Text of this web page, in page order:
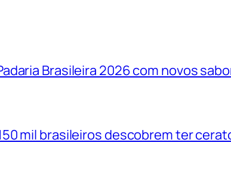
Brasileira 2026 com novos
mil brasileiros descobrem ter